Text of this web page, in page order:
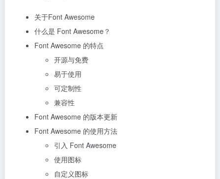
关于Font Awesome
什么是 Font Awesome？
Font Awesome 的特点
开源与免费
易于使用
可定制性
兼容性
Font Awesome 的版本更新
Font Awesome 的使用方法
引入 Font Awesome
使用图标
自定义图标